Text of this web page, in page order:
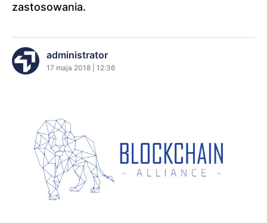
zastosowania.
administrator
17 maja 2018 | 12:36